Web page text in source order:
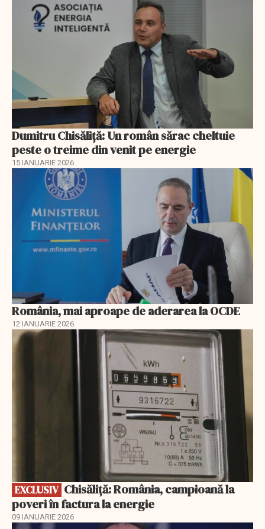
Dumitru Chisăliţă: Un român sărac cheltuie
peste o treime din venit pe energie
15 IANUARIE 2026
România, mai aproape de aderarea la OCDE
12 IANUARIE 2026
EXCLUSIV
EXCLUSIV
poveri în factura la energie
09 IANUARIE 2026